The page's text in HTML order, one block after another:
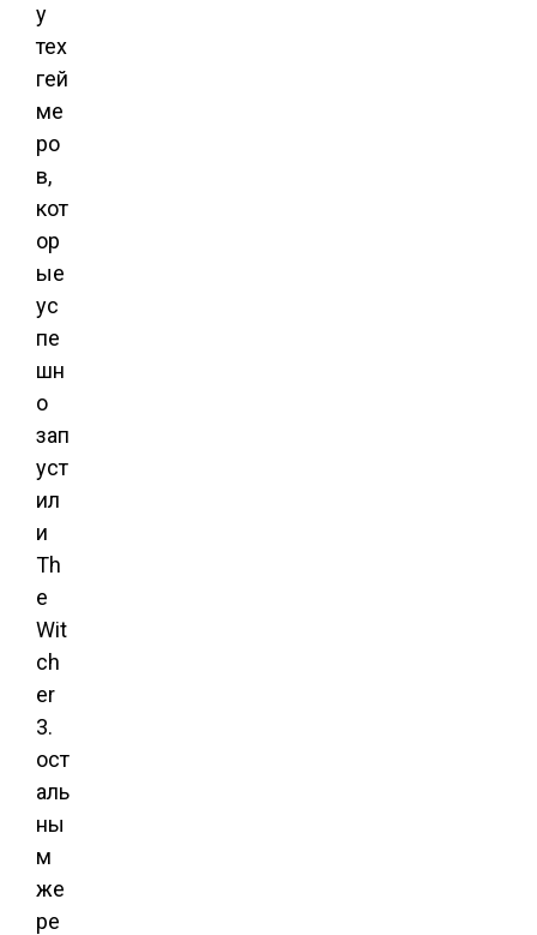
у
тех
гей
ме
ро
в,
кот
ор
ые
ус
пе
шн
о
зап
уст
ил
и
Th
e
Wit
ch
er
3.
ост
аль
ны
м
же
ре